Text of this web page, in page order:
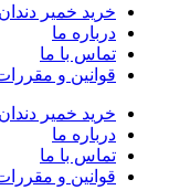
خرید خمیر دندان
درباره ما
تماس با ما
قوانین و
خرید خمیر دندان
درباره ما
تماس با ما
قوانین و